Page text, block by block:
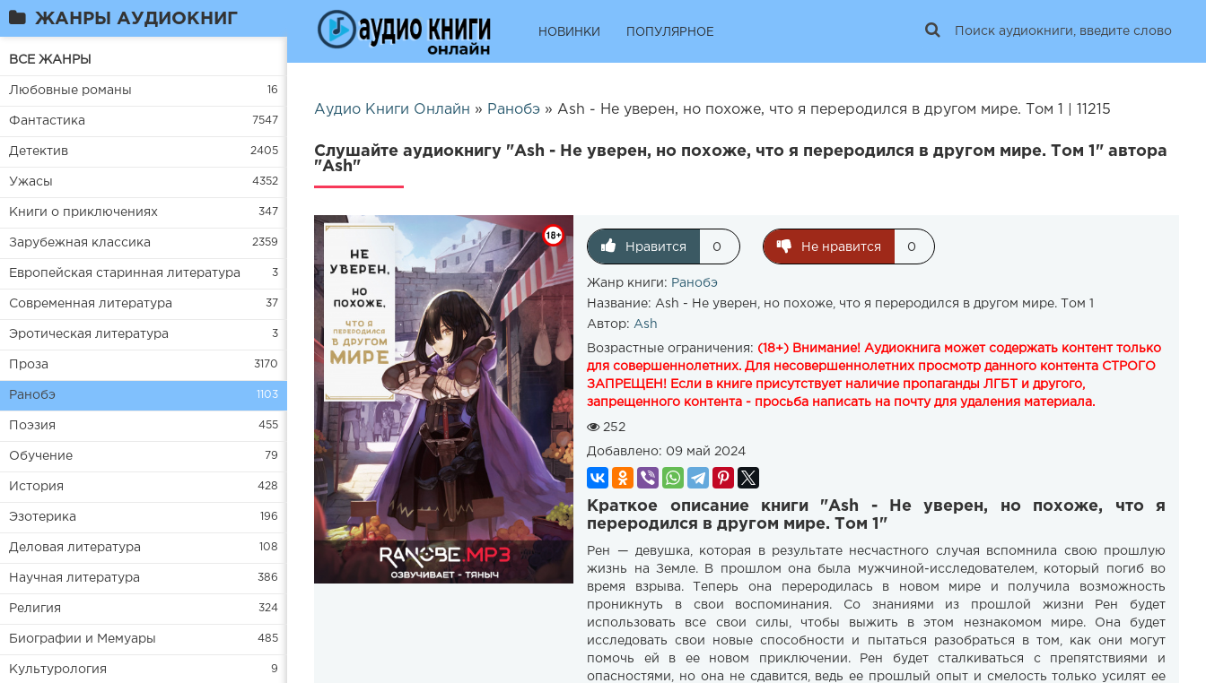
ЖАНРЫ АУДИОКНИГ
ВСЕ ЖАНРЫ
Любовные романы 16
Фантастика 7547
Детектив 2405
Ужасы 4352
Книги о приключениях 347
Зарубежная классика 2359
Европейская старинная литература 3
Современная литература 37
Эротическая литература 3
Проза 3170
Ранобэ 1103
Поэзия 455
Обучение 79
История 428
Эзотерика 196
Деловая литература 108
Научная литература 386
Религия 324
Биографии и Мемуары 485
Культурология 9
НОВИНКИ ПОПУЛЯРНОЕ
Аудио Книги Онлайн » Ранобэ » Ash - Не уверен, но похоже, что я переродился в другом мире. Том 1 | 11215
Слушайте аудиокнигу "Ash - Не уверен, но похоже, что я переродился в другом мире. Том 1" автора
"Ash"
Нравится 0 Не нравится 0
Жанр книги: Ранобэ
Название: Ash - Не уверен, но похоже, что я переродился в другом мире. Том 1
Автор: Ash
Возрастные ограничения: (18+) Внимание! Аудиокнига может содержать контент только
для совершеннолетних. Для несовершеннолетних просмотр данного контента СТРОГО
ЗАПРЕЩЕН! Если в книге присутствует наличие пропаганды ЛГБТ и другого,
запрещенного контента - просьба написать на почту для удаления материала.
252
Добавлено: 09 май 2024
Краткое описание книги "Ash - Не уверен, но похоже, что я
переродился в другом мире. Том 1"
Рен — девушка, которая в результате несчастного случая вспомнила свою прошлую
жизнь на Земле. В прошлом она была мужчиной-исследователем, который погиб во
время взрыва. Теперь она переродилась в новом мире и получила возможность
проникнуть в свои воспоминания. Со знаниями из прошлой жизни Рен будет
использовать все свои силы, чтобы выжить в этом незнакомом мире. Она будет
исследовать свои новые способности и пытаться разобраться в том, как они могут
помочь ей в ее новом приключении. Рен будет сталкиваться с препятствиями и
опасностями, но она не сдавится, ведь ее прошлый опыт и смелость только усилят ее